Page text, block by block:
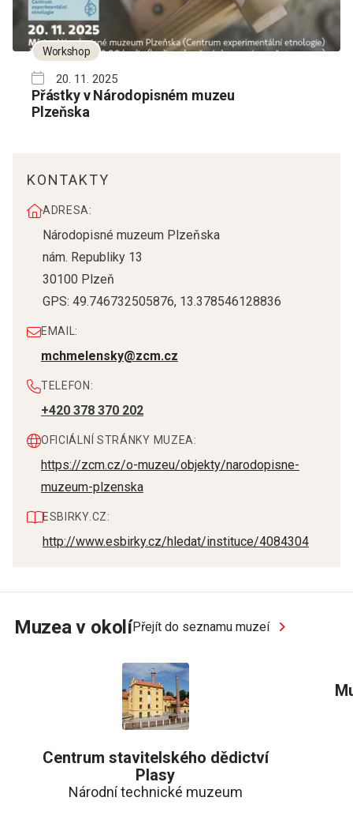
Workshop
20. 11. 2025
Přástky v Národopisném muzeu
Plzeňska
KONTAKTY
ADRESA:
Národopisné muzeum Plzeňska
nám. Republiky 13
30100 Plzeň
GPS: 49.746732505876, 13.378546128836
EMAIL:
mchmelensky@zcm.cz
TELEFON:
+420 378 370 202
OFICIÁLNÍ STRÁNKY MUZEA:
https://zcm.cz/o-muzeu/objekty/narodopisne-
muzeum-plzenska
ESBIRKY.CZ:
http://www.esbirky.cz/hledat/instituce/4084304
Muzea v okolíPřejít do seznamu muzeí
Centrum stavitelského dědictví
Plasy
Národní technické muzeum